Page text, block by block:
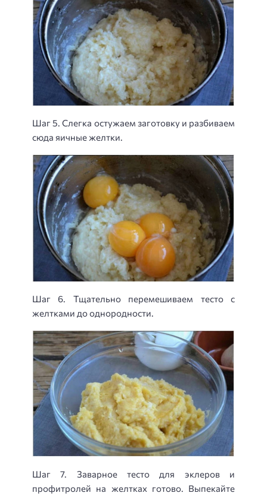
Шаг 5. Слегка остужаем заготовку и разбиваем
сюда яичные желтки.
Шаг 6. Тщательно перемешиваем тесто с
желтками до однородности.
Шаг 7. Заварное тесто для эклеров и
профитролей на желтках готово. Выпекайте